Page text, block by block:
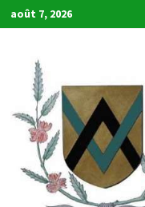
Passer
au
août 7, 2026